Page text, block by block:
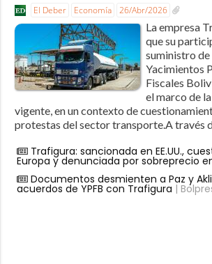
El Deber Economía 26/Abr/2026
La empresa
que su
suministro
Yacimientos
Fiscales
el marco de
vigente, en un contexto de
protestas del sector transporte.A través
Trafigura: sancionada en EE.UU.,
Europa y denunciada por sobreprecio
Documentos desmienten a Paz y
acuerdos de YPFB con Trafigura |